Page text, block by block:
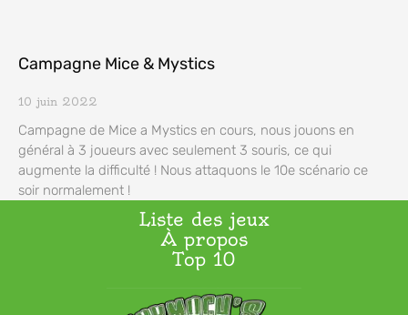
Campagne Mice & Mystics
10 juin 2022
Campagne de Mice a Mystics en cours, nous jouons en
général à 3 joueurs avec seulement 3 souris, ce qui
augmente la difficulté ! Nous attaquons le 10e scénario ce
soir normalement !
Liste des jeux
À propos
Top 10